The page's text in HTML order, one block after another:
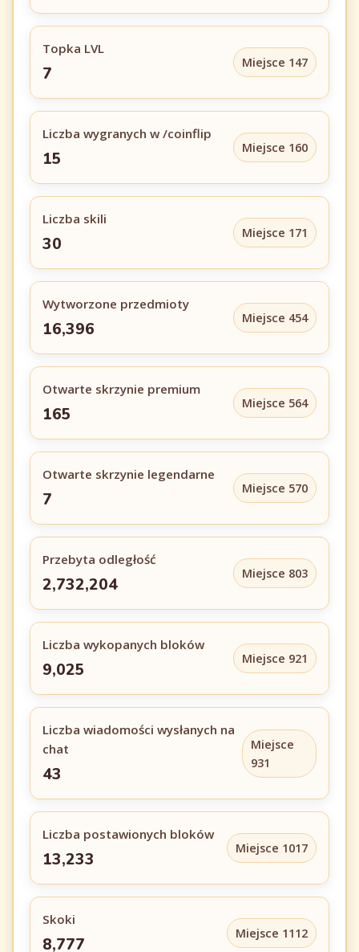
Topka LVL
7
Miejsce 147
Liczba wygranych w /coinflip
15
Miejsce 160
Liczba skili
30
Miejsce 171
Wytworzone przedmioty
16,396
Miejsce 454
Otwarte skrzynie premium
165
Miejsce 564
Otwarte skrzynie legendarne
7
Miejsce 570
Przebyta odległość
2,732,204
Miejsce 803
Liczba wykopanych bloków
9,025
Miejsce 921
Liczba wiadomości wysłanych na
chat
43
Miejsce
931
Liczba postawionych bloków
13,233
Miejsce 1017
Skoki
8,777
Miejsce 1112